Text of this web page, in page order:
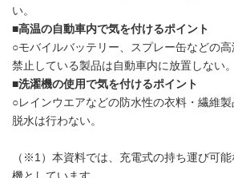
い。
■高温の自動車内で気を付けるポイント
○モバイルバッテリー、スプレー缶などの
禁止している製品は自動車内に放置しない。
■洗濯機の使用で気を付けるポイント
○レインウエアなどの防水性の衣料・繊維製
脱水は行わない。
（※1）本資料では、充電式の持ち運び可